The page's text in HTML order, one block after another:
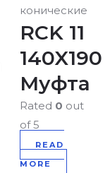
конические
RCK 11
140X190
Муфта
Rated 0 out
of 5
READ
MORE